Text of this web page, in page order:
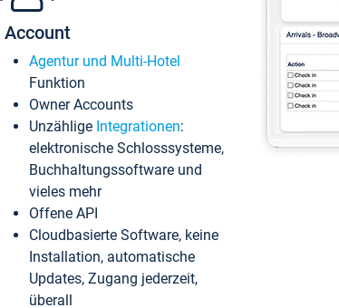
Account
Agentur und Multi-Hotel
Funktion
Owner Accounts
Unzählige Integrationen:
elektronische Schlosssysteme,
Buchhaltungssoftware und
vieles mehr
Offene API
Cloudbasierte Software, keine
Installation, automatische
Updates, Zugang jederzeit,
überall